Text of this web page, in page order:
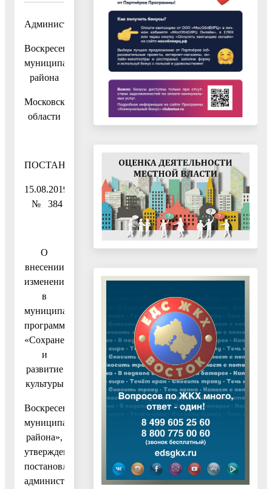
Администрация
Воскресенского
муниципального
района
Московской
области
ПОСТАНОВЛЕНИЕ
15.08.2019
№ 384
О
внесении
изменений
в
муниципальную
программу
«Сохранение
и
развитие
культуры
Воскресенского
муниципального
района»,
утвержденную
постановлением
администрации